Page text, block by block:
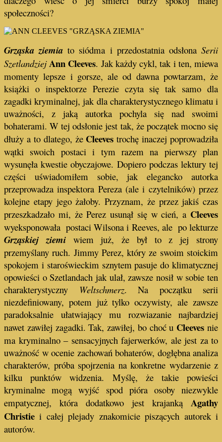
społeczności?
Grząska ziemia to siódma i przedostatnia odsłonaSerii
Szetlandziej Ann Cleeves. Jak każdy cykl, tak i ten, miewa
momenty lepsze i gorsze, ale od dawna powtarzam, że
książki o inspektorze Perezie czyta się tak samo dla
zagadki kryminalnej, jak dla charakterystycznego klimatu i
uważności, z jaką autorka pochyla się nad swoimi
bohaterami. W tej odsłonie jest tak, że początek mocno się
dłuży a to dlatego, żeCleeves trochę inaczej poprowadziła
wątki swoich postaci i tym razem na pierwszy plan
wysunęła kwestie obyczajowe. Dopiero podczas lektury tej
części uświadomiłem sobie, jak elegancko autorka
przeprowadza inspektora Pereza (ale i czytelników) przez
kolejne etapy jego żałoby. Przyznam, że przez jakiś czas
przeszkadzało mi, że Perez usunął się w cień, a Cleeves
wyeksponowała postaci Wilsona i Reeves, ale po lekturze
Grząskiej ziemiwiem już, że był to z jej strony
przemyślany ruch. Jimmy Perez, który ze swoim stoickim
spokojem i staroświeckim sznytem pasuje do klimatycznej
opowieści o Szetlandach jak ulał, zawsze nosił w sobie ten
charakterystyczny Weltschmerz. Na początku serii
niezdefiniowany, potem już tylko oczywisty, ale zawsze
paradoksalnie ułatwiający mu rozwiazanie najbardziej
nawet zawiłej zagadki. Tak, zawiłej, bo choć u Cleeves nie
ma kryminalno – sensacyjnych fajerwerków, ale jest za to
uważność w ocenie zachowań bohaterów, dogłębna analiza
charakterów, próba spojrzenia na konkretne wydarzenie z
kilku punktów widzenia. Myślę, że takie powieści
kryminalne mogą wyjść spod pióra osoby niezwykle
empatycznej, która dodatkowo jest krajanką Agathy
Christie i całej plejady znakomicie piszących autorek i
autorów.